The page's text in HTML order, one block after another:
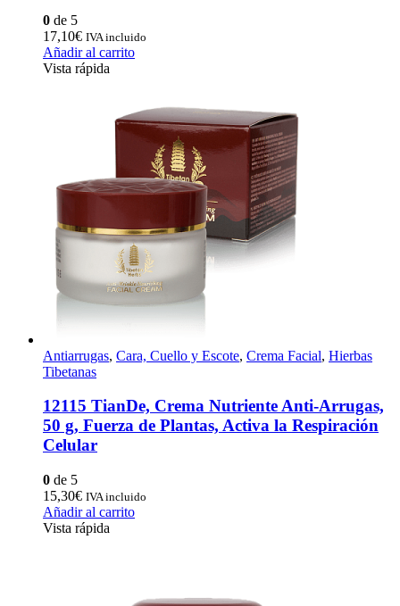
0 de 5
17,10€ IVA incluido
Añadir al carrito
Vista rápida
Antiarrugas, Cara, Cuello y Escote, Crema Facial, Hierbas
Tibetanas
12115 TianDe, Crema Nutriente Anti-Arrugas,
50 g, Fuerza de Plantas, Activa la Respiración
Celular
0 de 5
15,30€ IVA incluido
Añadir al carrito
Vista rápida